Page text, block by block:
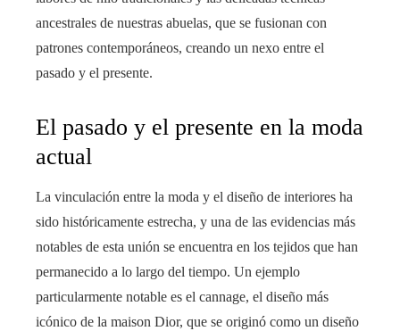
ancestrales de nuestras abuelas, que se fusionan con
patrones contemporáneos, creando un nexo entre el
pasado y el presente.
El pasado y el presente en la moda
actual
La vinculación entre la moda y el diseño de interiores ha
sido históricamente estrecha, y una de las evidencias más
notables de esta unión se encuentra en los tejidos que han
permanecido a lo largo del tiempo. Un ejemplo
particularmente notable es el cannage, el diseño más
icónico de la maison Dior, que se originó como un diseño